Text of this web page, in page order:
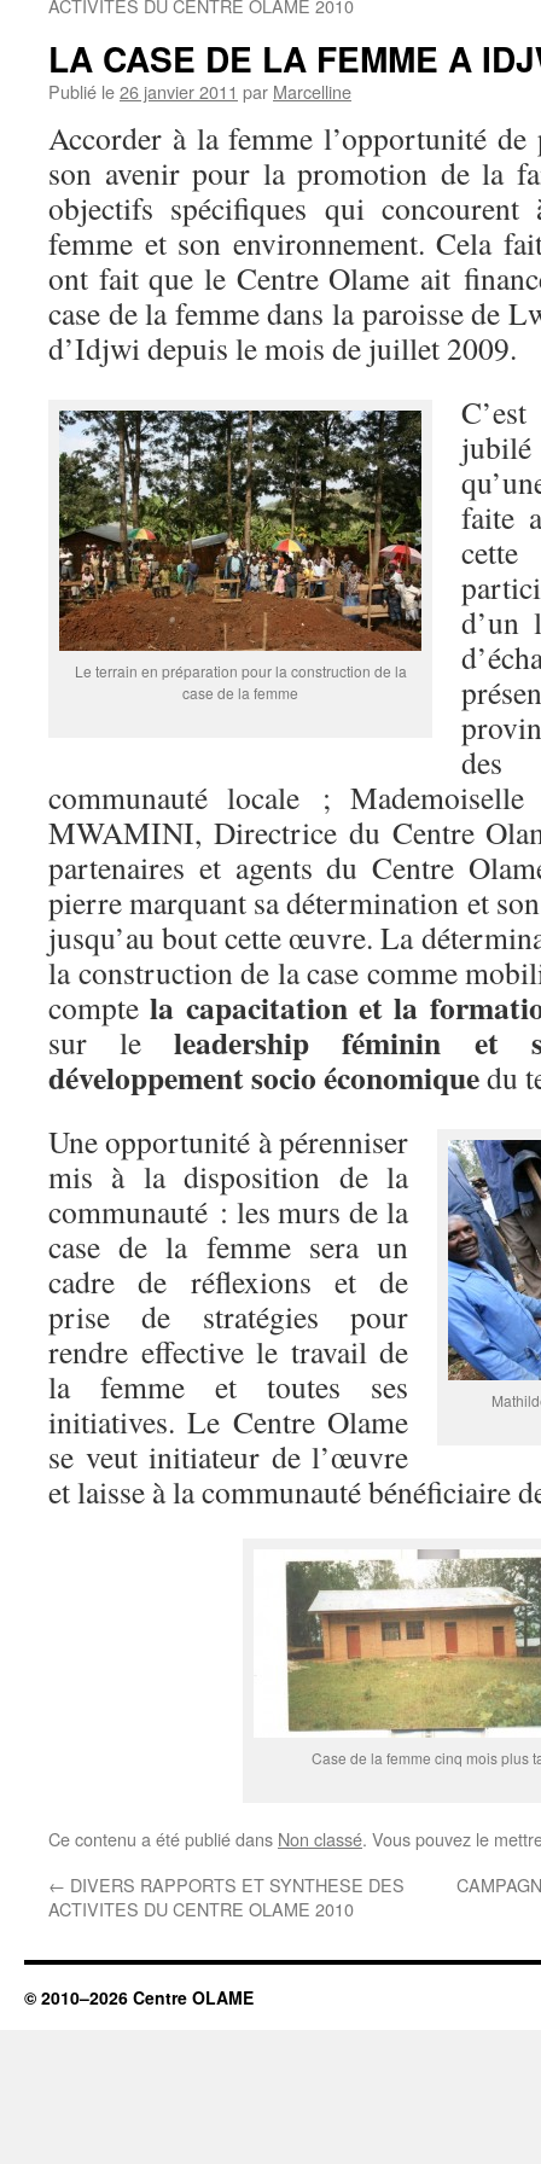
ACTIVITES DU CENTRE OLAME 2010
LA CASE DE LA FEMME A
Publié le26 janvier 2011 par Marcelline
Accorder à la femme l’opportunité de
son avenir pour la promotion de la
objectifs spécifiques qui
femme et son environnement. Cela
ont fait que le Centre Olame ait
case de la femme dans la paroisse de
d’Idjwi depuis le mois de juillet 2009.
Le terrain en préparation pour la construction de la
case de la femme
jubilé
faite
d’un
des
communauté locale ;
MWAMINI, Directrice du Centre
partenaires et agents du Centre
pierre marquant sa détermination et
jusqu’au bout cette œuvre. La
la construction de la case comme
comptela capacitation et la
sur leleadership féminin et
développement socio économiquedu
Une opportunité à pérenniser
mis à la disposition de la
communauté : les murs de la
case de la femme sera un
cadre de réflexions et de
prise de stratégies pour
rendre effective le travail de
la femme et toutes ses
initiatives. Le Centre Olame
se veut initiateur de l’œuvre
et laisse à la communauté bénéficiaire
Case de la femme cinq mois plus
Ce contenu a été publié dans Non classé. Vous pouvez le
← DIVERS RAPPORTS ET SYNTHESE DES
ACTIVITES DU CENTRE OLAME 2010
© 2010–2026 Centre OLAME